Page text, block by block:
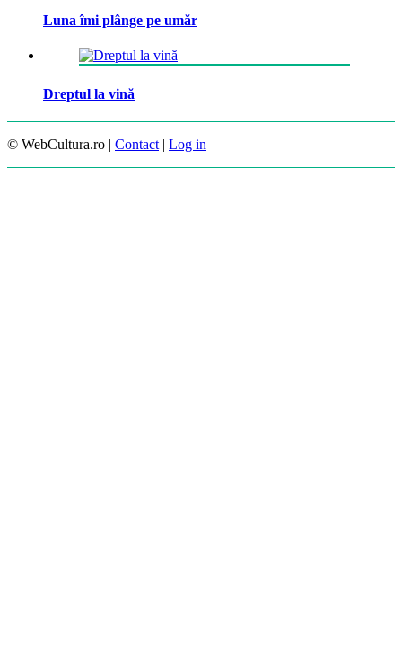
Luna îmi plânge pe umăr
Dreptul la vină
© WebCultura.ro | Contact | Log in